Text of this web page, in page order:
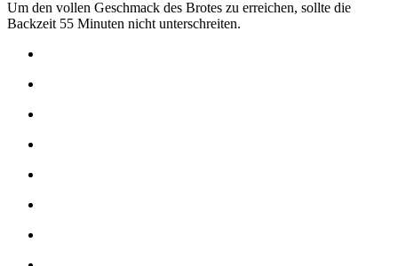
Um den vollen Geschmack des Brotes zu erreichen, sollte die
Backzeit 55 Minuten nicht unterschreiten.